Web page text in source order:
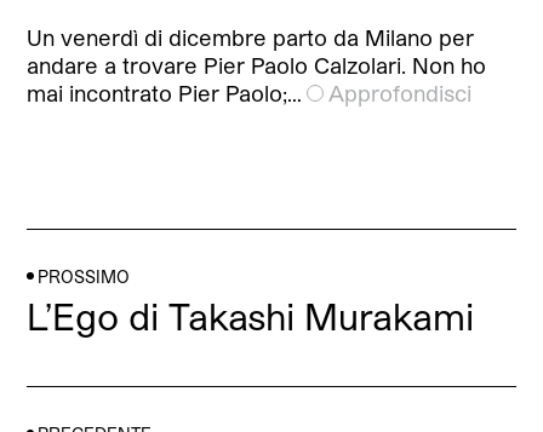
Un venerdì di dicembre parto da Milano per
andare a trovare Pier Paolo Calzolari. Non ho
mai incontrato Pier Paolo;…
Approfondisci
PROSSIMO
L’Ego di Takashi Murakami